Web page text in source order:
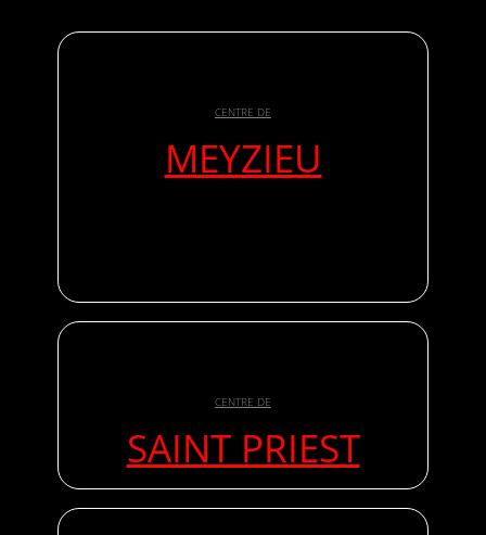
CENTRE DE
MEYZIEU
CENTRE DE
SAINT PRIEST